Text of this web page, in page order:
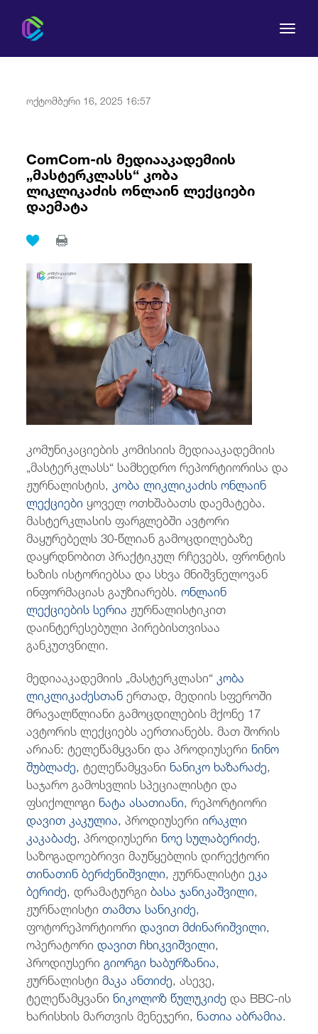
მომხმარებლის უფლებები
რეგულირება
Eng / ქარ fb in
ოქტომბერი 16, 2025 16:57
ComCom-ის მედიააკადემიის
„მასტერკლასს“ კობა
ლიკლიკაძის ონლაინ ლექციები
დაემატა
კომუნიკაციების კომისიის მედიააკადემიის
„მასტერკლასს“ სამხედრო რეპორტიორისა და
ჟურნალისტის,კობა ლიკლიკაძის ონლაინ
ლექციებიყოველ ოთხშაბათს დაემატება.
მასტერკლასის ფარგლებში ავტორი
მაყურებელს 30-წლიან გამოცდილებაზე
დაყრდნობით პრაქტიკულ რჩევებს, ფრონტის
ხაზის ისტორიებსა და სხვა მნიშვნელოვან
ინფორმაციას გაუზიარებს.ონლაინ
ლექციების სერიაჟურნალისტიკით
დაინტერესებული პირებისთვისაა
განკუთვნილი.
მედიააკადემიის „მასტერკლასი“კობა
ლიკლიკაძესთანერთად, მედიის სფეროში
მრავალწლიანი გამოცდილების მქონე 17
ავტორის ლექციებს აერთიანებს. მათ შორის
არიან: ტელეწამყვანი და პროდიუსერი ნინო
შუბლაძე, ტელეწამყვანი ნანიკო ხაზარაძე,
საჯარო გამოსვლის სპეციალისტი და
ფსიქოლოგი ნატა ასათიანი, რეპორტიორი
დავით კაკულია, პროდიუსერიირაკლი
კაკაბაძე, პროდიუსერი ნოე სულაბერიძე,
საზოგადოებრივი მაუწყებლის დირექტორი
თინათინ ბერძენიშვილი, ჟურნალისტიეკა
ბერიძე, დრამატურგიბასა ჯანიკაშვილი,
ჟურნალისტითამთა სანიკიძე,
ფოტორეპორტიორიდავით მძინარიშვილი,
ოპერატორიდავით ჩხიკვიშვილი,
პროდიუსერიგიორგი ხაბურზანია,
ჟურნალისტიმაკა ანთიძე, ასევე,
ტელეწამყვანი ნიკოლოზ წულუკიძედა BBC-ის
ხარისხის მართვის მენეჯერი, ნათია აბრამია.